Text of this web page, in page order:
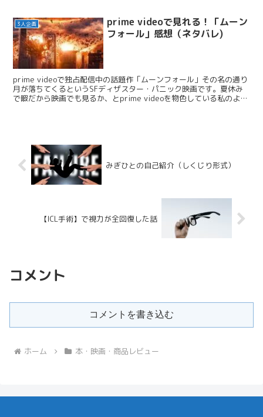
3人企画
prime videoで見れる！「ムーン
フォール」感想（ネタバレ)
prime videoで独占配信中の話題作「ムーンフォール」その名の通り
月が落ちてくるというSFディザスター・パニック映画です。夏休み
で暇だから映画でも見るか、とprime videoを物色している私のよう
みぎひとの自己紹介（しくじり形式）
【ICL手術】で視力が全回復した話
コメント
コメントを書き込む
ホーム 本・映画・商品レビュー